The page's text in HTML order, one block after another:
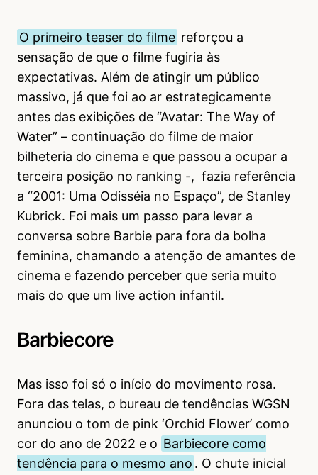
O primeiro teaser do filme reforçou a
sensação de que o filme fugiria às
expectativas. Além de atingir um público
massivo, já que foi ao ar estrategicamente
antes das exibições de “Avatar: The Way of
Water” – continuação do filme de maior
bilheteria do cinema e que passou a ocupar a
terceira posição no ranking -, fazia referência
a “2001: Uma Odisséia no Espaço”, de Stanley
Kubrick. Foi mais um passo para levar a
conversa sobre Barbie para fora da bolha
feminina, chamando a atenção de amantes de
cinema e fazendo perceber que seria muito
mais do que um live action infantil.
Barbiecore
Mas isso foi só o início do movimento rosa.
Fora das telas, o bureau de tendências WGSN
anunciou o tom de pink ‘Orchid Flower’ como
cor do ano de 2022 e o Barbiecore como
tendência para o mesmo ano . O chute inicial